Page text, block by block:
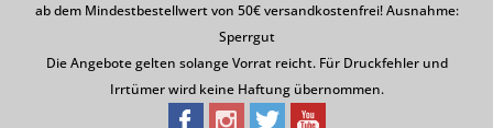
ab dem Mindestbestellwert von 50€ versandkostenfrei! Ausnahme:
Sperrgut
Die Angebote gelten solange Vorrat reicht. Für Druckfehler und
Irrtümer wird keine Haftung übernommen.